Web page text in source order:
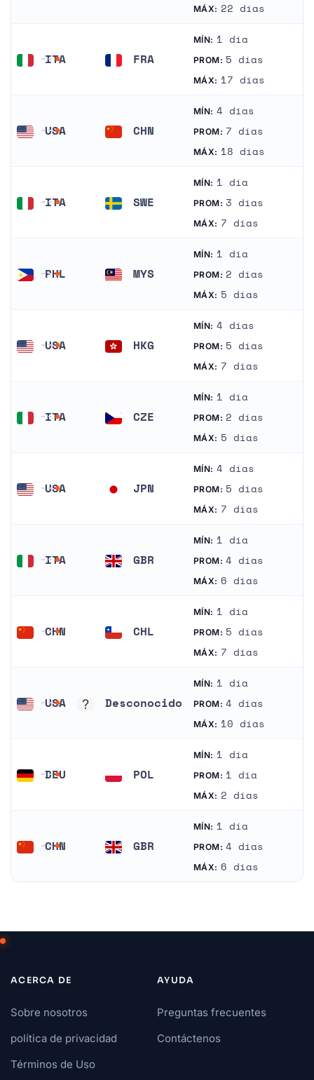
MÁX: 22 días
ITA FRA
MÍN: 1 día
PROM: 5 días
MÁX: 17 días
USA CHN
MÍN: 4 días
PROM: 7 días
MÁX: 18 días
ITA SWE
MÍN: 1 día
PROM: 3 días
MÁX: 7 días
PHL MYS
MÍN: 1 día
PROM: 2 días
MÁX: 5 días
USA HKG
MÍN: 4 días
PROM: 5 días
MÁX: 7 días
ITA CZE
MÍN: 1 día
PROM: 2 días
MÁX: 5 días
USA JPN
MÍN: 4 días
PROM: 5 días
MÁX: 7 días
ITA GBR
MÍN: 1 día
PROM: 4 días
MÁX: 6 días
CHN CHL
MÍN: 1 día
PROM: 5 días
MÁX: 7 días
USA Desconocido
MÍN: 1 día
PROM: 4 días
MÁX: 10 días
DEU POL
MÍN: 1 día
PROM: 1 día
MÁX: 2 días
CHN GBR
MÍN: 1 día
PROM: 4 días
MÁX: 6 días
ACERCA DE
Sobre nosotros
política de privacidad
Términos de Uso
AYUDA
Preguntas frecuentes
Contáctenos